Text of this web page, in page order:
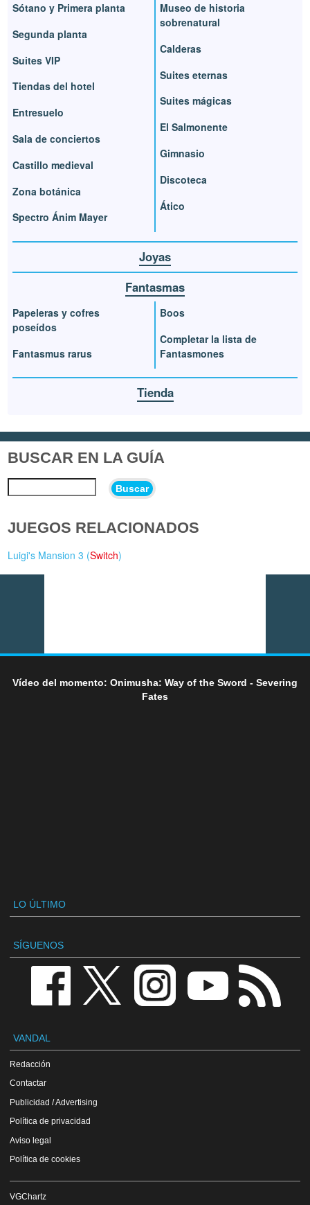
Sótano y Primera planta
Segunda planta
Suites VIP
Tiendas del hotel
Entresuelo
Sala de conciertos
Castillo medieval
Zona botánica
Spectro Ánim Mayer
Museo de historia
sobrenatural
Calderas
Suites eternas
Suites mágicas
El Salmonente
Gimnasio
Discoteca
Ático
Joyas
Fantasmas
Papeleras y cofres
poseídos
Fantasmus rarus
Boos
Completar la lista de
Fantasmones
Tienda
BUSCAR EN LA GUÍA
Buscar
JUEGOS RELACIONADOS
Luigi's Mansion 3 (Switch)
Vídeo del momento: Onimusha: Way of the Sword - Severing
Fates
LO ÚLTIMO
SÍGUENOS
VANDAL
Redacción
Contactar
Publicidad / Advertising
Política de privacidad
Aviso legal
Política de cookies
VGChartz